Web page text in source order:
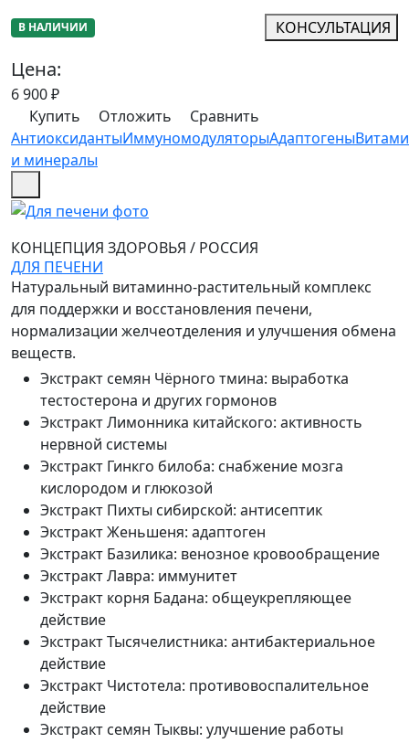
В НАЛИЧИИ КОНСУЛЬТАЦИЯ
Цена:
6 900₽
Купить
Отложить
Сравнить
АнтиоксидантыИммуномодуляторыАдаптогены
и минералы
КОНЦЕПЦИЯ ЗДОРОВЬЯ / РОССИЯ
ДЛЯ ПЕЧЕНИ
Натуральный витаминно-растительный комплекс
для поддержки и восстановления печени,
нормализации желчеотделения и улучшения обмена
веществ.
Экстракт семян Чёрного тмина: выработка
тестостерона и других гормонов
Экстракт Лимонника китайского: активность
нервной системы
Экстракт Гинкго билоба: снабжение мозга
кислородом и глюкозой
Экстракт Пихты сибирской: антисептик
Экстракт Женьшеня: адаптоген
Экстракт Базилика: венозное кровообращение
Экстракт Лавра: иммунитет
Экстракт корня Бадана: общеукрепляющее
действие
Экстракт Тысячелистника: антибактериальное
действие
Экстракт Чистотела: противовоспалительное
действие
Экстракт семян Тыквы: улучшение работы